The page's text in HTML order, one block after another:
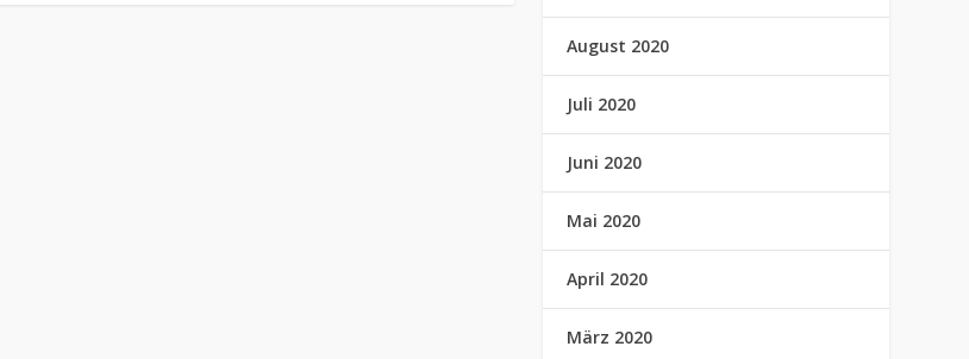
August 2020
Juli 2020
Juni 2020
Mai 2020
April 2020
März 2020